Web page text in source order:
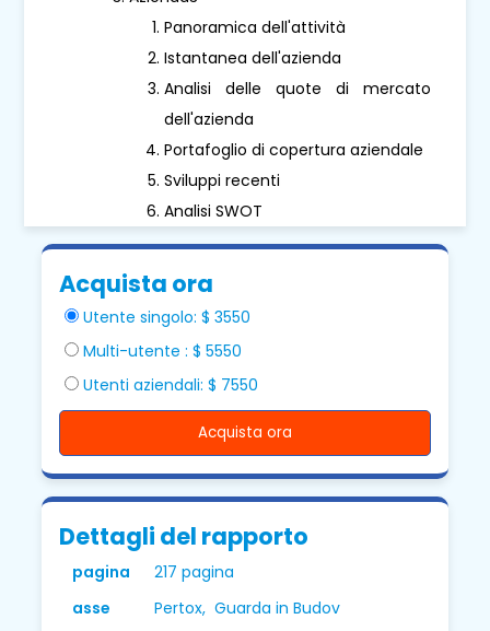
Panoramica dell'attività
Istantanea dell'azienda
Analisi delle quote di mercato
dell'azienda
Portafoglio di copertura aziendale
Sviluppi recenti
Analisi SWOT
Acquista ora
Utente singolo: $ 3550
Multi-utente : $ 5550
Utenti aziendali: $ 7550
Acquista ora
Dettagli del rapporto
pagina
217 pagina
asse
Pertox, Guarda in Budov